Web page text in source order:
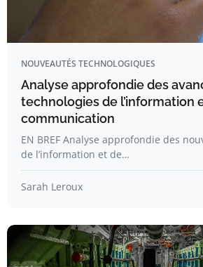
NOUVEAUTÉS TECHNOLOGIQUES
Analyse approfondie des
technologies de l’information
communication
EN BREF Analyse approfondie des
de l’information et de…
Sarah Leroux